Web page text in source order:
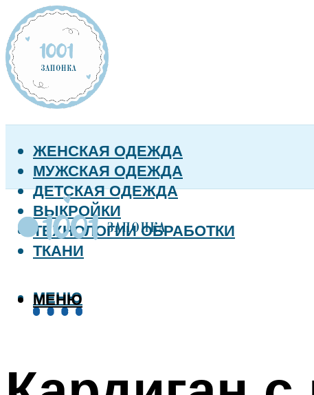
ЖЕНСКАЯ ОДЕЖДА
МУЖСКАЯ ОДЕЖДА
ДЕТСКАЯ ОДЕЖДА
ВЫКРОЙКИ
ТЕХНОЛОГИИ ОБРАБОТКИ
ТКАНИ
МЕНЮ
МЕНЮ